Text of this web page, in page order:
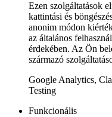
Ezen szolgáltatások
kattintási és
anonim módon
az általános
érdekében. Az Ön
származó
Google Analytics,
Testing
Funkcionális